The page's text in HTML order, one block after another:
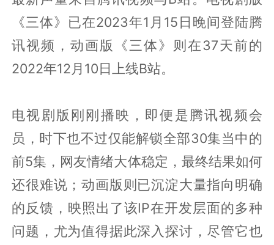
《三体》已在2023年1月15日晚间登陆腾
讯视频，动画版《三体》则在37天前的
2022年12月10日上线B站。
电视剧版刚刚播映，即便是腾讯视频会
员，时下也不过仅能解锁全部30集当中的
前5集，网友情绪大体稳定，最终结果如何
还很难说；动画版则已沉淀大量指向明确
的反馈，映照出了该IP在开发层面的多种
问题，尤为值得据此深入探讨，尽管它也